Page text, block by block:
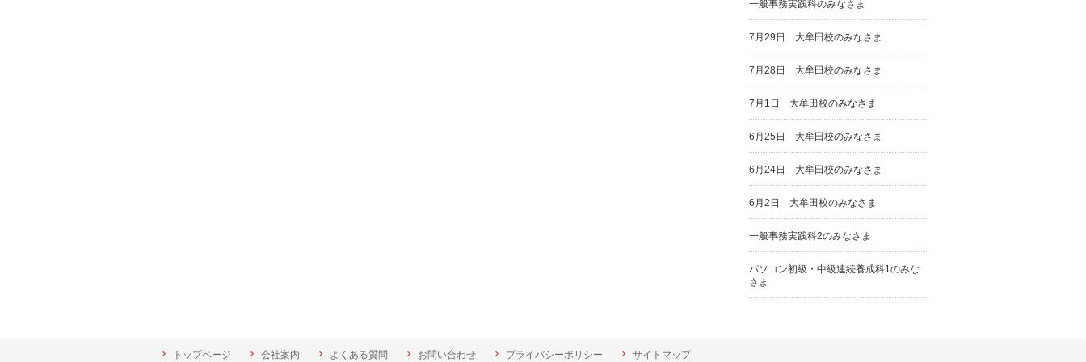
一般事務実践科のみなさま
7月29日 大牟田校のみなさま
7月28日 大牟田校のみなさま
7月1日 大牟田校のみなさま
6月25日 大牟田校のみなさま
6月24日 大牟田校のみなさま
6月2日 大牟田校のみなさま
一般事務実践科2のみなさま
パソコン初級・中級連続養成科1のみな
さま
トップページ 会社案内 よくある質問 お問い合わせ プライバシーポリシー サイトマップ